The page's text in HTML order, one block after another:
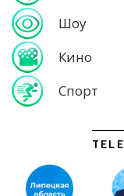
Шоу
Кино
Спорт